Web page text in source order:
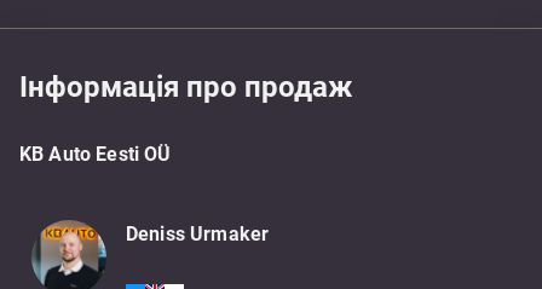
Інформація про продаж
KB Auto Eesti OÜ
Deniss Urmaker